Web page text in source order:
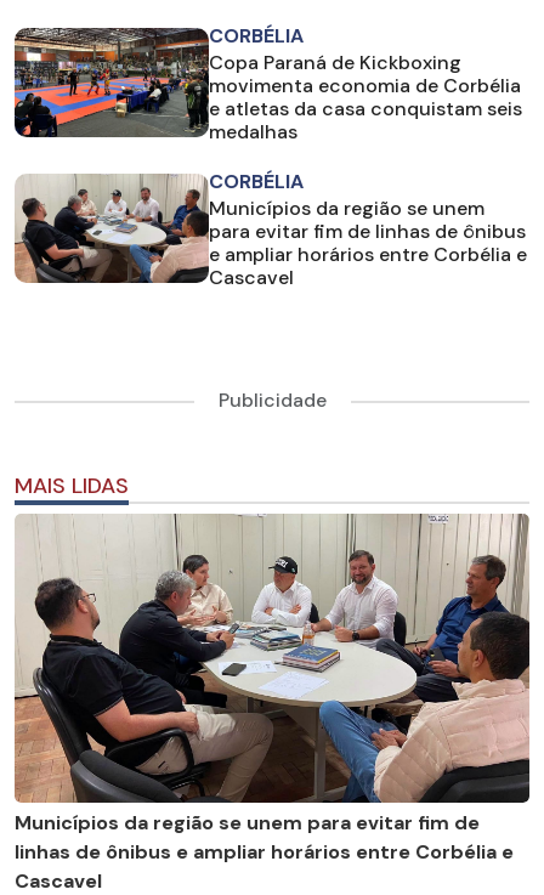
CORBÉLIA
Copa Paraná de Kickboxing
movimenta economia de Corbélia
e atletas da casa conquistam seis
medalhas
CORBÉLIA
Municípios da região se unem
para evitar fim de linhas de ônibus
e ampliar horários entre Corbélia e
Cascavel
Publicidade
MAIS LIDAS
Municípios da região se unem para evitar fim de
linhas de ônibus e ampliar horários entre Corbélia e
Cascavel